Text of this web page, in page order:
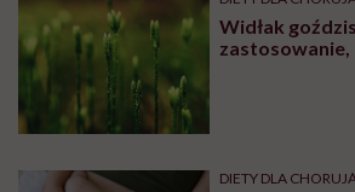
Widłak
DIETY DLA